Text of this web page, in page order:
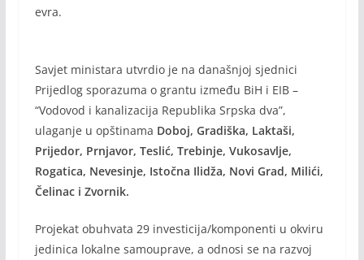
evra.
Savjet ministara utvrdio je na današnjoj sjednici
Prijedlog sporazuma o grantu između BiH i EIB –
“Vodovod i kanalizacija Republika Srpska dva”,
ulaganje u opštinama Doboj, Gradiška, Laktaši,
Prijedor, Prnjavor, Teslić, Trebinje, Vukosavlje,
Rogatica, Nevesinje, Istočna Ilidža, Novi Grad, Milići,
Čelinac i Zvornik.
Projekat obuhvata 29 investicija/komponenti u okviru
jedinica lokalne samouprave, a odnosi se na razvoj